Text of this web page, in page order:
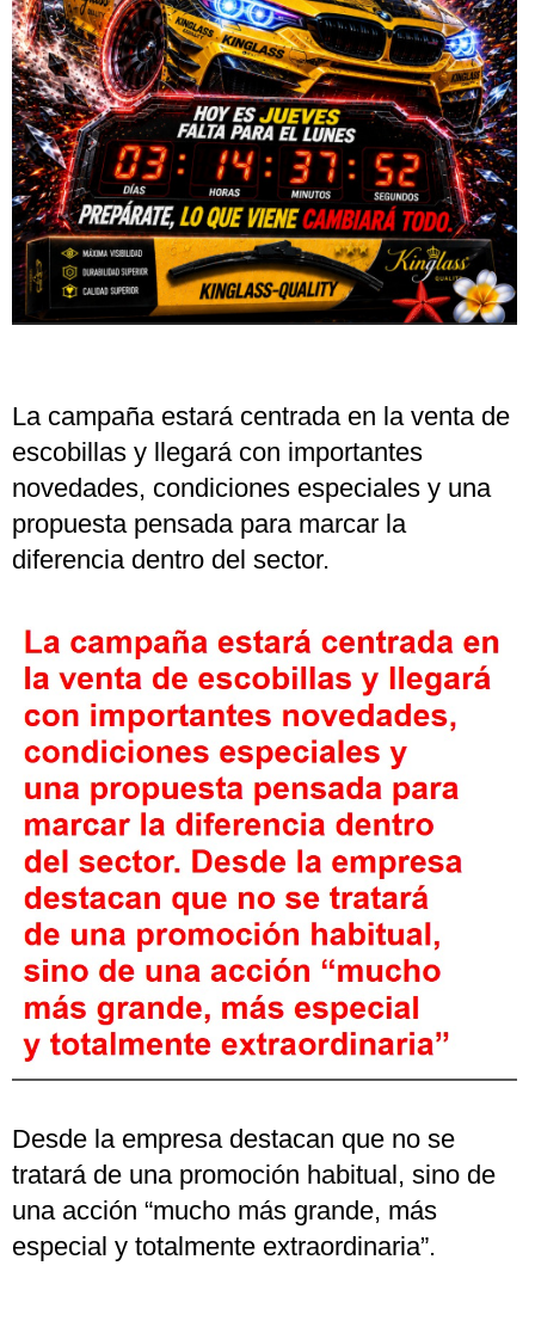
La campaña estará centrada en la venta de
escobillas y llegará con importantes
novedades, condiciones especiales y una
propuesta pensada para marcar la
diferencia dentro del sector.
Desde la empresa destacan que no se
tratará de una promoción habitual, sino de
una acción “mucho más grande, más
especial y totalmente extraordinaria”.